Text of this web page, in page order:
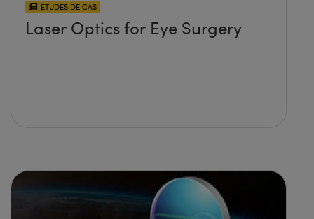
ETUDES DE CAS
Laser Optics for Eye Surgery